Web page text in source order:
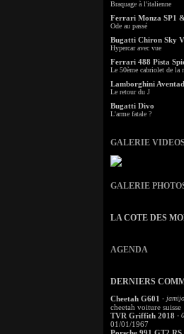
Braquage à l'italienne
Ferrari Monza SP1
Ode au passé
Bugatti Chiron Sky
Hypercar avec vue
Ferrari 488 Pista
Le 50ème cabriolet de la
Lamborghini
Le retour du J
Bugatti Divo
L'arme fatale ?
GALERIE VIDEOS
GALERIE
LA COTE DES
AGENDA
DERNIERS
Cheetah G601 -
cheetah voiture suisse
TVR Griffith 2018 -
01/01/1967